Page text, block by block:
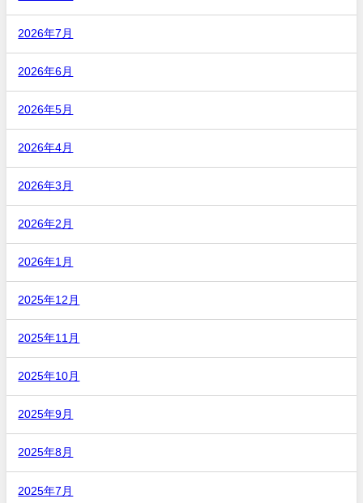
2026年7月
2026年6月
2026年5月
2026年4月
2026年3月
2026年2月
2026年1月
2025年12月
2025年11月
2025年10月
2025年9月
2025年8月
2025年7月